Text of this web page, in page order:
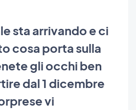
sta arrivando e ci
cosa porta sulla
gli occhi ben
dal 1 dicembre
vi